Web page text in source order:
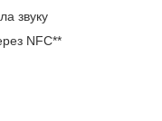
звуку
NFC**